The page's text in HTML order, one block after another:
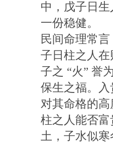
中，戊子日
一份稳健。
民间命理常
子日柱之人
子之 “火” 誉
保生之福。
对其命格的
柱之人能否
土，子水似